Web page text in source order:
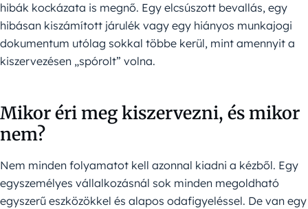
hibák kockázata is megnő. Egy elcsúszott bevallás, egy
hibásan kiszámított járulék vagy egy hiányos munkajogi
dokumentum utólag sokkal többe kerül, mint amennyit a
kiszervezésen „spórolt” volna.
Mikor éri meg kiszervezni, és mikor
nem?
Nem minden folyamatot kell azonnal kiadni a kézből. Egy
egyszemélyes vállalkozásnál sok minden megoldható
egyszerű eszközökkel és alapos odafigyeléssel. De van egy